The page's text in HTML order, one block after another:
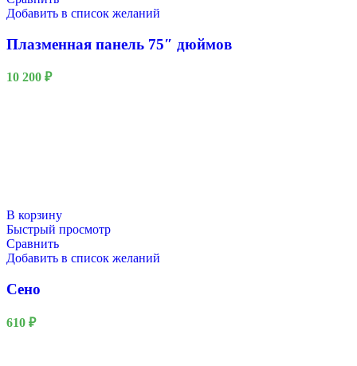
Добавить в список желаний
Плазменная панель 75″ дюймов
10 200 ₽
В корзину
Быстрый просмотр
Сравнить
Добавить в список желаний
Сено
610 ₽